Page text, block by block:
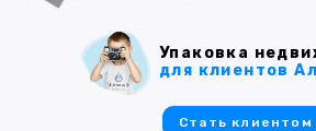
Упаковка
для клиентов
Стать клиентом